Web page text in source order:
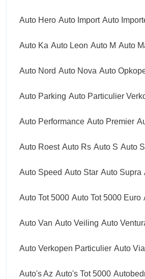
Auto Hero Auto Import Auto
Auto Ka Auto Leon Auto M Auto
Auto Nord Auto Nova Auto
Auto Parking Auto Particulier
Auto Performance Auto Premier
Auto Roest Auto Rs Auto S Auto
Auto Speed Auto Star Auto Supra
Auto Tot 5000 Auto Tot 5000 Euro
Auto Van Auto Veiling Auto
Auto Verkopen Particulier Auto Via
Auto's Az Auto's Tot 5000